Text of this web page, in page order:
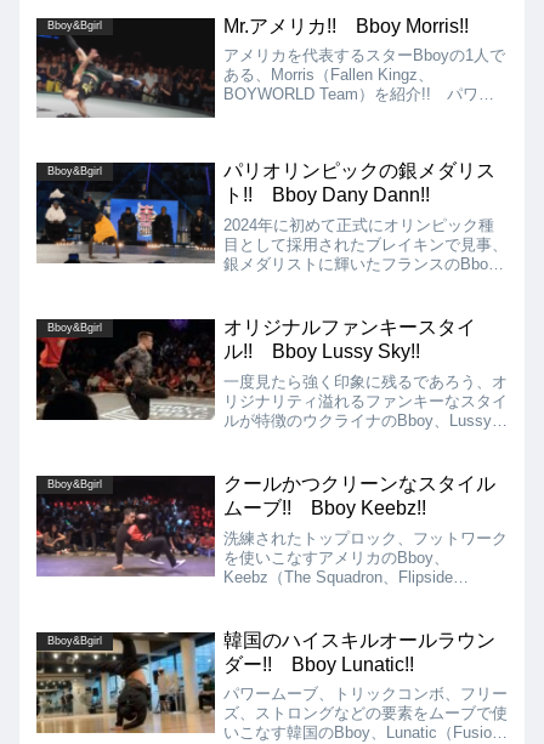
Bboy&Bgirl Mr.アメリカ!! Bboy Morris!!
アメリカを代表するスターBboyの1人で
ある、Morris（Fallen Kingz、
BOYWORLD Team）を紹介!! パワー
徴のBboyです!!
Bboy&Bgirl
パリオリンピックの銀メダリス
ト!! Bboy Dany Dann!!
2024年に初めて正式にオリンピック種
目として採用されたブレイキンで見事、
銀メダリストに輝いたフランスのBboy
は、何と言ってもミュージカリティーの
高さ、音で遊ぶファンキーなスタイル、
クリーンで安定感のあるムーブです!!
Bboy&Bgirl
オリジナルファンキースタイ
ル!! Bboy Lussy Sky!!
一度見たら強く印象に残るであろう、オ
リジナリティ溢れるファンキーなスタイ
ルが特徴のウクライナのBboy、Lussy
Bboy&Bgirl
クールかつクリーンなスタイル
ムーブ!! Bboy Keebz!!
洗練されたトップロック、フットワーク
を使いこなすアメリカのBboy、
Keebz（The Squadron、Flipside
Crew「The Squadron」のメンバーとし
て、世界中でバトルやジャッジ、WSを
行っています!!
Bboy&Bgirl
韓国のハイスキルオールラウン
ダー!! Bboy Lunatic!!
パワームーブ、トリックコンボ、フリー
ズ、ストロングなどの要素をムーブで使
いこなす韓国のBboy、Lunatic（Fusion